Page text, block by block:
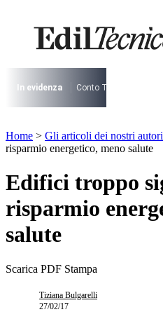
contenuto
Lorem ipsum dolor sit amet
In evidenza Conto Termico
I più cercati
Lorem ipsum dolor sit amet
Home > Gli articoli dei nostri autori
risparmio energetico, meno salute
Edifici troppo
risparmio
salute
Scarica PDF Stampa
Tiziana Bulgarelli
27/02/17